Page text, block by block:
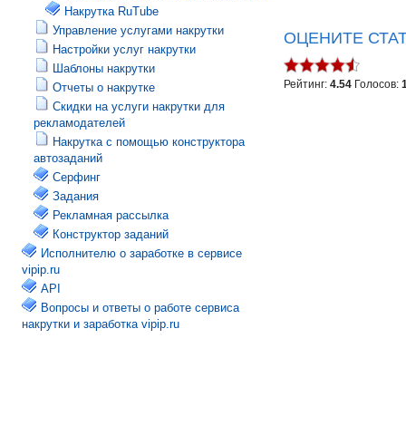
Накрутка RuTube
Управление услугами накрутки
Настройки услуг накрутки
Шаблоны накрутки
Отчеты о накрутке
Скидки на услуги накрутки для
рекламодателей
Накрутка с помощью конструктора
автозаданий
Серфинг
Задания
Рекламная рассылка
Конструктор заданий
Исполнителю о заработке в сервисе
vipip.ru
API
Вопросы и ответы о работе сервиса
накрутки и заработка vipip.ru
ОЦЕНИТЕ
Рейтинг: 4.54 Голосов: